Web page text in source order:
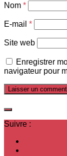
Nom *
E-mail *
Site web
Enregistrer
navigateur pour
Suivre :